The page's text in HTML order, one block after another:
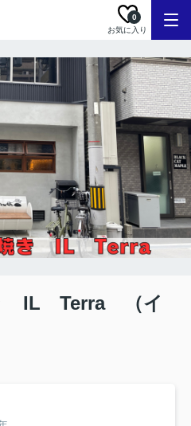
お気に入り
0
IL Terra （イ